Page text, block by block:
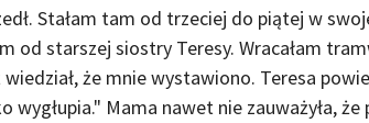
Stałam tam od trzeciej do piątej w
od starszej siostry Teresy. Wracałam
wiedział, że mnie wystawiono. Teresa
wygłupia." Mama nawet nie zauważyła,